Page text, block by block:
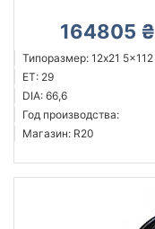
164805 ₴
Типоразмер: 12x21 5x112
ET: 29
DIA: 66,6
Год производства:
Магазин: R20